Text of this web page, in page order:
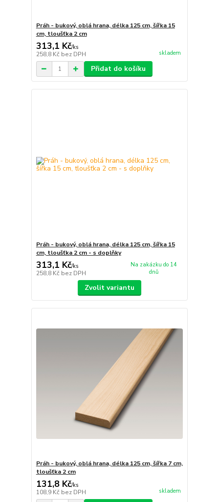
Práh - bukový, oblá hrana, délka 125 cm, šířka 15
cm, tloušťka 2 cm
313,1 Kč/ks
258,8 Kč bez DPH skladem
Přidat do košíku
Práh - bukový, oblá hrana, délka 125 cm, šířka 15
cm, tloušťka 2 cm - s doplňky
313,1 Kč/ks
258,8 Kč bez DPH
Na zakázku do 14
dnů
Zvolit variantu
Práh - bukový, oblá hrana, délka 125 cm, šířka 7 cm,
tloušťka 2 cm
131,8 Kč/ks
108,9 Kč bez DPH skladem